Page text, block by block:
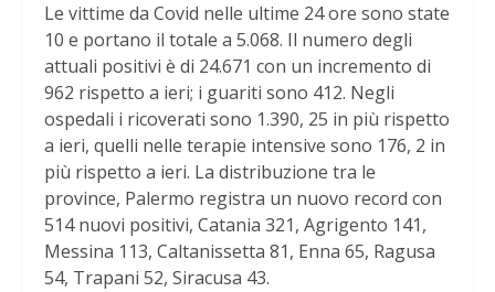
Le vittime da Covid nelle ultime 24 ore sono state
10 e portano il totale a 5.068. Il numero degli
attuali positivi è di 24.671 con un incremento di
962 rispetto a ieri; i guariti sono 412. Negli
ospedali i ricoverati sono 1.390, 25 in più rispetto
a ieri, quelli nelle terapie intensive sono 176, 2 in
più rispetto a ieri. La distribuzione tra le
province, Palermo registra un nuovo record con
514 nuovi positivi, Catania 321, Agrigento 141,
Messina 113, Caltanissetta 81, Enna 65, Ragusa
54, Trapani 52, Siracusa 43.